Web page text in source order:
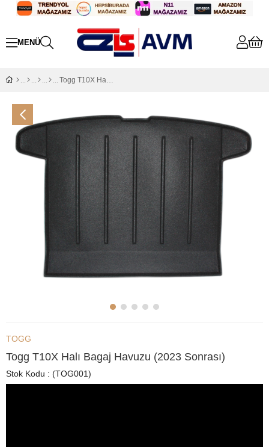
Togg T10X Halı Bagaj Havuzu (2023 Sonrası)
TOGG
Togg T10X Halı Bagaj Havuzu (2023 Sonrası)
Stok Kodu (TOG001)